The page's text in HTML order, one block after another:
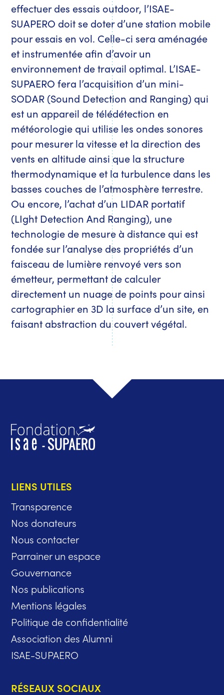
effectuer des essais outdoor, l’ISAE-
SUAPERO doit se doter d’une station mobile
pour essais en vol. Celle-ci sera aménagée
et instrumentée afin d’avoir un
environnement de travail optimal. L’ISAE-
SUPAERO fera l’acquisition d’un mini-
SODAR (Sound Detection and Ranging) qui
est un appareil de télédétection en
météorologie qui utilise les ondes sonores
pour mesurer la vitesse et la direction des
vents en altitude ainsi que la structure
thermodynamique et la turbulence dans les
basses couches de l’atmosphère terrestre.
Ou encore, l’achat d’un LIDAR portatif
(LIght Detection And Ranging), une
technologie de mesure à distance qui est
fondée sur l’analyse des propriétés d’un
faisceau de lumière renvoyé vers son
émetteur, permettant de calculer
directement un nuage de points pour ainsi
cartographier en 3D la surface d’un site, en
faisant abstraction du couvert végétal.
LIENS UTILES
Transparence
Nos donateurs
Nous contacter
Parrainer un espace
Gouvernance
Nos publications
Mentions légales
Politique de confidentialité
Association des Alumni
ISAE-SUPAERO
RÉSEAUX SOCIAUX